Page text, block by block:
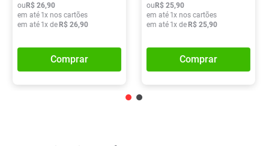
ou R$ 26,90
em até 1x nos cartões
em até 1x de R$ 26,90
Comprar
ou R$ 25,90
em até 1x nos cartões
em até 1x de R$ 25,90
Comprar